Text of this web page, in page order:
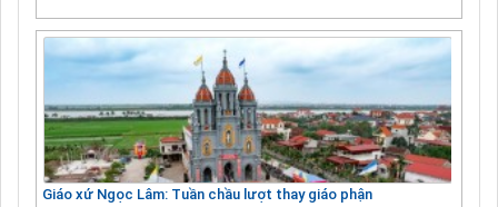
Giáo xứ Ngọc Lâm: Tuần chầu lượt thay giáo phận